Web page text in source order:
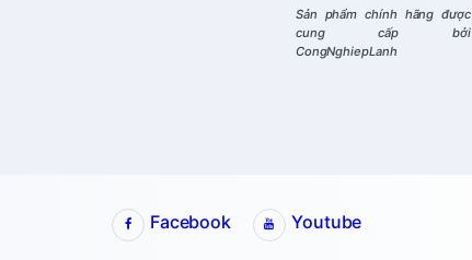
Sản phẩm chính hãng được
cung cấp bởi
CongNghiepLanh
Facebook Youtube